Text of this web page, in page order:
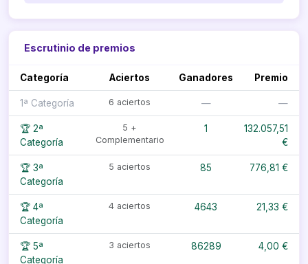
Escrutinio de premios
Categoría Aciertos Ganadores Premio
1ª Categoría 6 aciertos — —
🏆 2ª
Categoría
5 +
Complementario
1
132.057,51
€
🏆 3ª
Categoría
5 aciertos 85 776,81 €
🏆 4ª
Categoría
4 aciertos 4643 21,33 €
🏆 5ª
Categoría
3 aciertos 86289 4,00 €